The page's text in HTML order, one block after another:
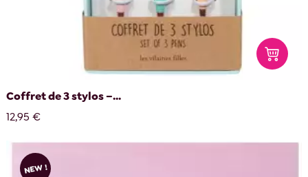
Coffret de 3 stylos –...
12,95 €
NEW !